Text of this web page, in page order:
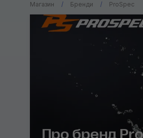
Магазин Бренди ProSpec
Про бренд